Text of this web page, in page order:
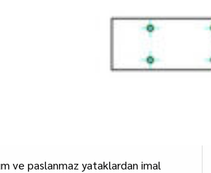
ve paslanmaz yataklardan imal